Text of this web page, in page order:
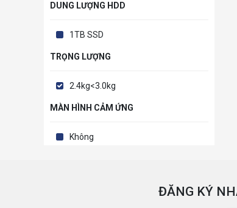
DUNG LƯỢNG HDD
1TB SSD
TRỌNG LƯỢNG
2.4kg<3.0kg
MÀN HÌNH CẢM ỨNG
Không
ĐĂNG KÝ